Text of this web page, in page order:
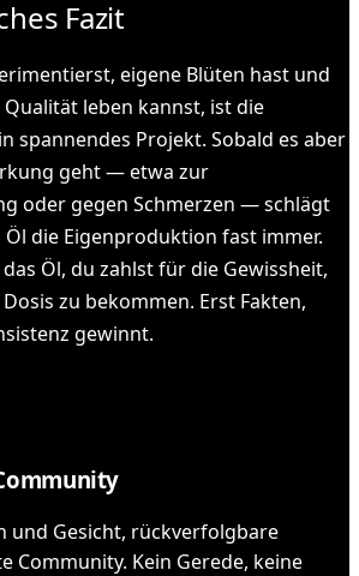
Fazit
eigene Blüten hast und
leben kannst, ist die
spannendes Projekt. Sobald es aber
geht — etwa zur
oder gegen Schmerzen — schlägt
die Eigenproduktion fast immer.
Öl, du zahlst für die Gewissheit,
zu bekommen. Erst Fakten,
gewinnt.
und Gesicht, rückverfolgbare
Community. Kein Gerede, keine